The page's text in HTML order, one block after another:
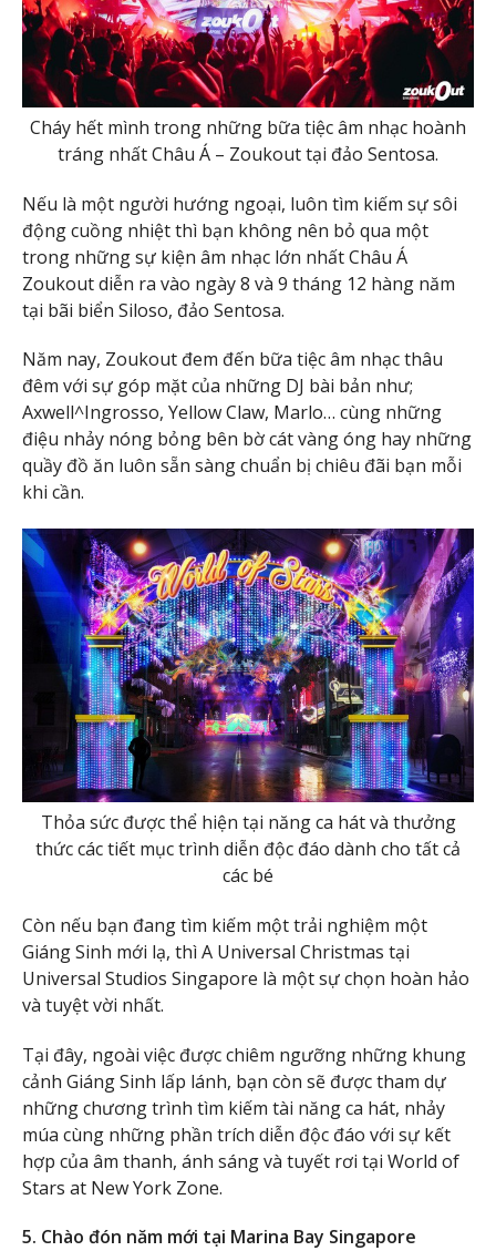
Cháy hết mình trong những bữa tiệc âm nhạc hoành
tráng nhất Châu Á – Zoukout tại đảo Sentosa.
Nếu là một người hướng ngoại, luôn tìm kiếm sự sôi
động cuồng nhiệt thì bạn không nên bỏ qua một
trong những sự kiện âm nhạc lớn nhất Châu Á
Zoukout diễn ra vào ngày 8 và 9 tháng 12 hàng năm
tại bãi biển Siloso, đảo Sentosa.
Năm nay, Zoukout đem đến bữa tiệc âm nhạc thâu
đêm với sự góp mặt của những DJ bài bản như;
Axwell^Ingrosso, Yellow Claw, Marlo… cùng những
điệu nhảy nóng bỏng bên bờ cát vàng óng hay những
quầy đồ ăn luôn sẵn sàng chuẩn bị chiêu đãi bạn mỗi
khi cần.
Thỏa sức được thể hiện tại năng ca hát và thưởng
thức các tiết mục trình diễn độc đáo dành cho tất cả
các bé
Còn nếu bạn đang tìm kiếm một trải nghiệm một
Giáng Sinh mới lạ, thì A Universal Christmas tại
Universal Studios Singapore là một sự chọn hoàn hảo
và tuyệt vời nhất.
Tại đây, ngoài việc được chiêm ngưỡng những khung
cảnh Giáng Sinh lấp lánh, bạn còn sẽ được tham dự
những chương trình tìm kiếm tài năng ca hát, nhảy
múa cùng những phần trích diễn độc đáo với sự kết
hợp của âm thanh, ánh sáng và tuyết rơi tại World of
Stars at New York Zone.
5. Chào đón năm mới tại Marina Bay Singapore